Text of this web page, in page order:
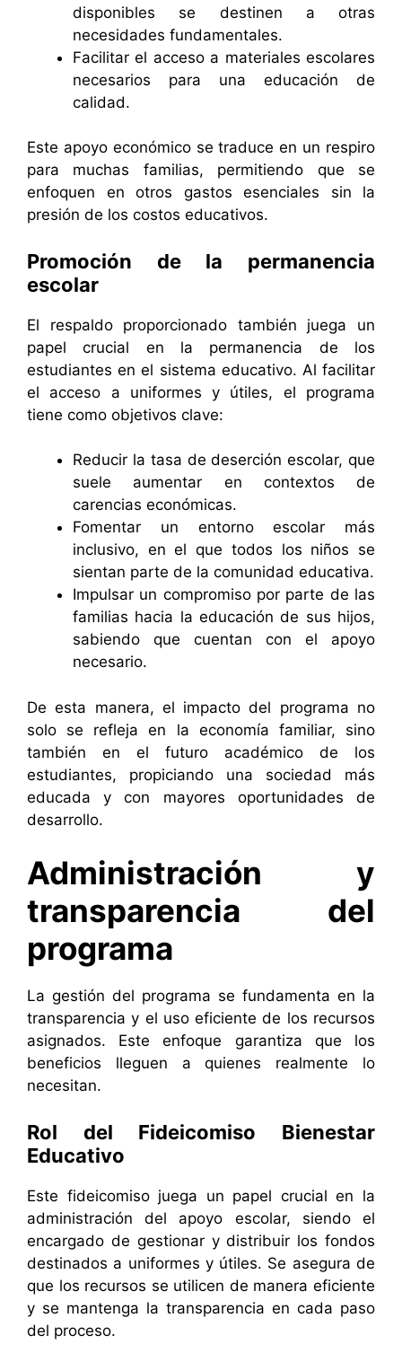
disponibles se destinen a otras
necesidades fundamentales.
Facilitar el acceso a materiales escolares
necesarios para una educación de
calidad.
Este apoyo económico se traduce en un respiro
para muchas familias, permitiendo que se
enfoquen en otros gastos esenciales sin la
presión de los costos educativos.
Promoción de la permanencia
escolar
El respaldo proporcionado también juega un
papel crucial en la permanencia de los
estudiantes en el sistema educativo. Al facilitar
el acceso a uniformes y útiles, el programa
tiene como objetivos clave:
Reducir la tasa de deserción escolar, que
suele aumentar en contextos de
carencias económicas.
Fomentar un entorno escolar más
inclusivo, en el que todos los niños se
sientan parte de la comunidad educativa.
Impulsar un compromiso por parte de las
familias hacia la educación de sus hijos,
sabiendo que cuentan con el apoyo
necesario.
De esta manera, el impacto del programa no
solo se refleja en la economía familiar, sino
también en el futuro académico de los
estudiantes, propiciando una sociedad más
educada y con mayores oportunidades de
desarrollo.
Administración y
transparencia del
programa
La gestión del programa se fundamenta en la
transparencia y el uso eficiente de los recursos
asignados. Este enfoque garantiza que los
beneficios lleguen a quienes realmente lo
necesitan.
Rol del Fideicomiso Bienestar
Educativo
Este fideicomiso juega un papel crucial en la
administración del apoyo escolar, siendo el
encargado de gestionar y distribuir los fondos
destinados a uniformes y útiles. Se asegura de
que los recursos se utilicen de manera eficiente
y se mantenga la transparencia en cada paso
del proceso.